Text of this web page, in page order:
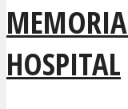
HOSPITAL